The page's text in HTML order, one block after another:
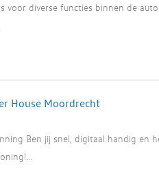
voor diverse functies binnen de
House Moordrecht
Ben jij snel, digitaal handig en